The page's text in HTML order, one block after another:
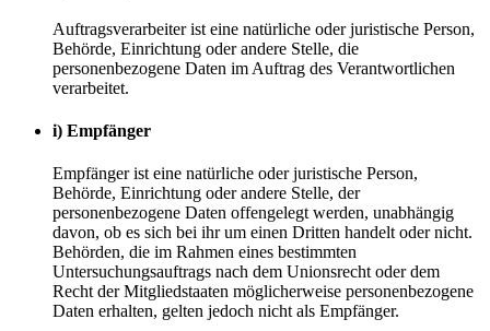
Auftragsverarbeiter ist eine natürliche oder juristische Person,
Behörde, Einrichtung oder andere Stelle, die
personenbezogene Daten im Auftrag des Verantwortlichen
verarbeitet.
i) Empfänger
Empfänger ist eine natürliche oder juristische Person,
Behörde, Einrichtung oder andere Stelle, der
personenbezogene Daten offengelegt werden, unabhängig
davon, ob es sich bei ihr um einen Dritten handelt oder nicht.
Behörden, die im Rahmen eines bestimmten
Untersuchungsauftrags nach dem Unionsrecht oder dem
Recht der Mitgliedstaaten möglicherweise personenbezogene
Daten erhalten, gelten jedoch nicht als Empfänger.